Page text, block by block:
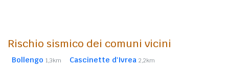
Rischio sismico dei comuni vicini
Bollengo 1,3km Cascinette d'Ivrea 2,2km